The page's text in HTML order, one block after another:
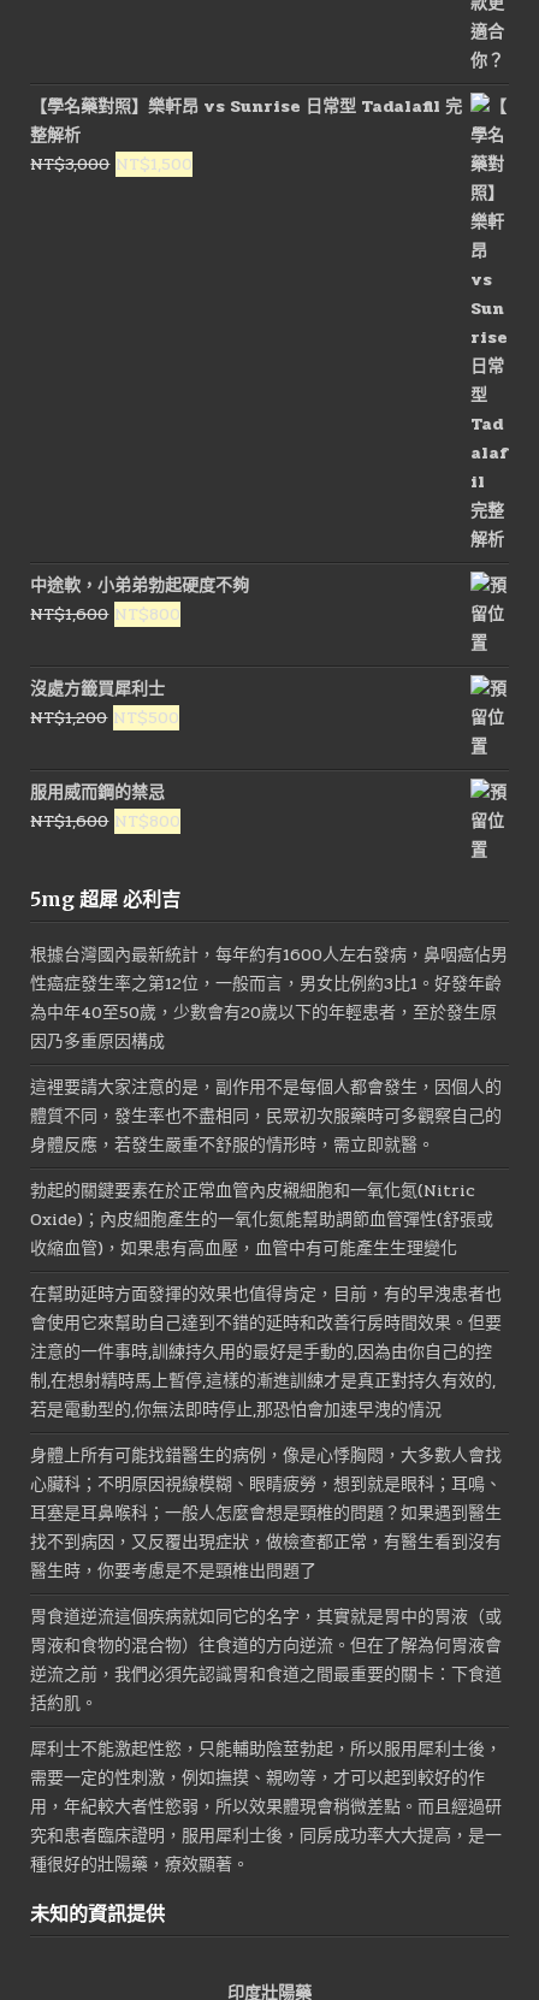
【學名藥對照】樂軒昂 vs Sunrise 日常型 Tadalafil 完
整解析
NT$3,000 原
NT$1,500
中途軟，小弟弟勃起硬度不夠
NT$1,600 原
價
格：
NT$1,600。
NT$800
價
沒處方籤買犀利士
NT$1,200 原
價
格：
NT$1,200。
NT$500
價
格：
NT$500。
服用威而鋼的禁忌
NT$1,600 原
格：
NT$800
5mg 超犀 必利吉
根據台灣國內最新統計，每年約有1600人左右發病，鼻咽癌佔男
性癌症發生率之第12位，一般而言，男女比例約3比1。好發年齡
為中年40至50歲，少數會有20歲以下的年輕患者，至於發生原
因乃多重原因構成
這裡要請大家注意的是，副作用不是每個人都會發生，因個人的
體質不同，發生率也不盡相同，民眾初次服藥時可多觀察自己的
身體反應，若發生嚴重不舒服的情形時，需立即就醫。
勃起的關鍵要素在於正常血管內皮襯細胞和一氧化氮(Nitric
Oxide)；內皮細胞產生的一氧化氮能幫助調節血管彈性(舒張或
收縮血管)，如果患有高血壓，血管中有可能產生生理變化
在幫助延時方面發揮的效果也值得肯定，目前，有的早洩患者也
會使用它來幫助自己達到不錯的延時和改善行房時間效果。但要
注意的一件事時,訓練持久用的最好是手動的,因為由你自己的控
制,在想射精時馬上暫停,這樣的漸進訓練才是真正對持久有效的,
若是電動型的,你無法即時停止,那恐怕會加速早洩的情況
身體上所有可能找錯醫生的病例，像是心悸胸悶，大多數人會找
心臟科；不明原因視線模糊、眼睛疲勞，想到就是眼科；耳鳴、
耳塞是耳鼻喉科；一般人怎麼會想是頸椎的問題？如果遇到醫生
找不到病因，又反覆出現症狀，做檢查都正常，有醫生看到沒有
醫生時，你要考慮是不是頸椎出問題了
胃食道逆流這個疾病就如同它的名字，其實就是胃中的胃液（或
胃液和食物的混合物）往食道的方向逆流。但在了解為何胃液會
逆流之前，我們必須先認識胃和食道之間最重要的關卡：下食道
括約肌。
犀利士不能激起性慾，只能輔助陰莖勃起，所以服用犀利士後，
需要一定的性刺激，例如撫摸、親吻等，才可以起到較好的作
用，年紀較大者性慾弱，所以效果體現會稍微差點。而且經過研
究和患者臨床證明，服用犀利士後，同房成功率大大提高，是一
種很好的壯陽藥，療效顯著。
未知的資訊提供
印度壯陽藥